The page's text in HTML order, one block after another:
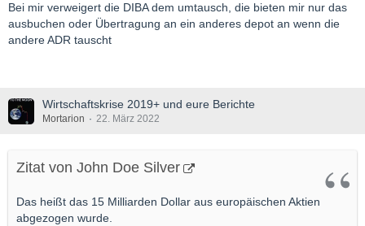
Bei mir verweigert die DIBA dem umtausch, die bieten mir nur das
ausbuchen oder Übertragung an ein anderes depot an wenn die
andere ADR tauscht
Wirtschaftskrise 2019+ und eure Berichte
Mortarion 22. März 2022
Zitat von John Doe Silver
Das heißt das 15 Milliarden Dollar aus europäischen Aktien
abgezogen wurde.